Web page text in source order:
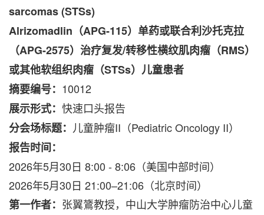
sarcomas (STSs)
Alrizomadlin （APG-115）单药或联合利沙托克拉
（APG-2575）治疗复发/转移性横纹肌肉瘤（RMS）
或其他软组织肉瘤（STSs）儿童患者
摘要编号： 10012
展示形式： 快速口头报告
分会场标题： 儿童肿瘤II（Pediatric Oncology II）
报告时间：
2026年5月30日 8:00 - 8:06（美国中部时间）
2026年5月30日 21:00–21:06（北京时间）
第一作者： 张翼鷟教授，中山大学肿瘤防治中心儿童